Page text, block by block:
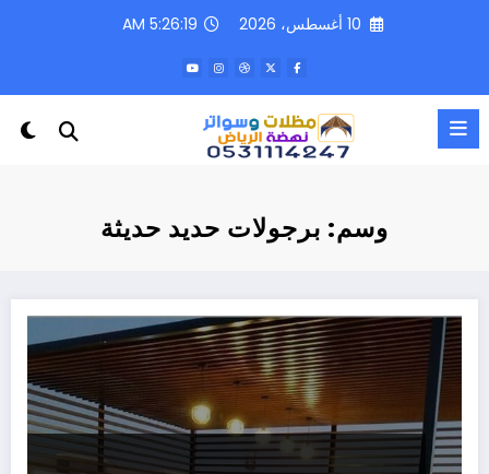
10 أغسطس، 2026 5:26:19 AM
وسم: برجولات حديد حديثة